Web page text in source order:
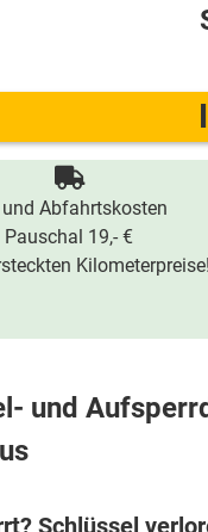
und Abfahrtskosten
Pauschal 19,- €
Kilometerpreise!
und
Schlüssel